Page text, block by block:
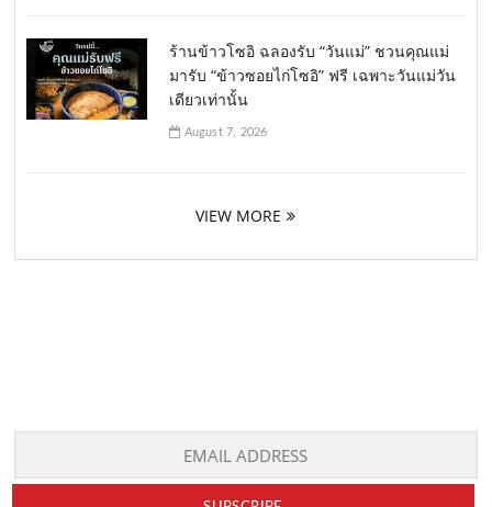
ร้านข้าวโซอิ ฉลองรับ “วันแม่” ชวนคุณแม่
มารับ “ข้าวซอยไก่โซอิ” ฟรี เฉพาะวันแม่วัน
เดียวเท่านั้น
August 7, 2026
VIEW MORE